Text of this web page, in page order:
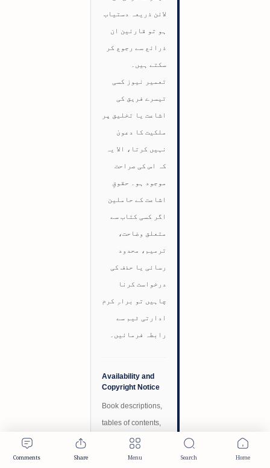
لائن ذریعہ دستیاب
ہو تو قارئین ان
ذرائع سے رجوع کر
سکتے ہیں۔
تعمیر نیوز کسی
تیسرے فریق کی
اشاعت یا تخلیق پر
ملکیت کا دعویٰ
نہیں کرتا، الا یہ
کہ اس کی صراحت
موجود ہو۔ حقوقِ
اشاعت کے حاملین
اگر کسی کتاب سے
متعلق وضاحت،
ترمیم، محدود
رسائی یا حذف کی
درخواست کرنا
چاہیں تو براہِ کرم
ادارتی ٹیم سے
رابطہ فرمائیں۔
Availability and
Copyright Notice
Book descriptions,
tables of contents,
bibliographical
information,